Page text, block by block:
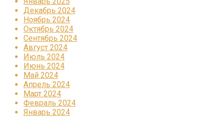
Декабрь 2024
Ноябрь 2024
Октябрь 2024
Сентябрь 2024
Август 2024
Июль 2024
Июнь 2024
Май 2024
Апрель 2024
Март 2024
Февраль 2024
Январь 2024